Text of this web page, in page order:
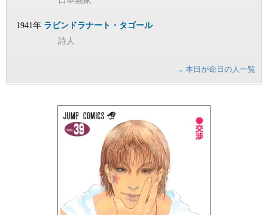
1941年 ラビンドラナート・タゴール
詩人
→ 本日が命日の人一覧